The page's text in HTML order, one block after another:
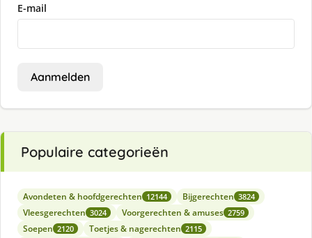
E-mail
Aanmelden
Populaire categorieën
Avondeten & hoofdgerechten 12144 Bijgerechten 3824
Vleesgerechten 3024 Voorgerechten & amuses 2759
Soepen 2120 Toetjes & nagerechten 2115